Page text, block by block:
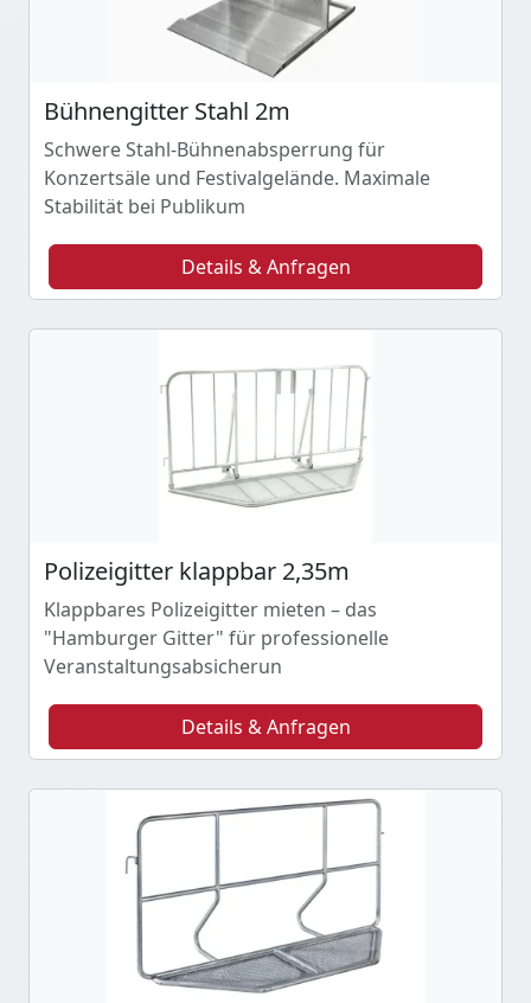
Bühnengitter Stahl 2m
Schwere Stahl-Bühnenabsperrung für
Konzertsäle und Festivalgelände. Maximale
Stabilität bei Publikum
Details & Anfragen
Polizeigitter klappbar 2,35m
Klappbares Polizeigitter mieten – das
"Hamburger Gitter" für professionelle
Veranstaltungsabsicherun
Details & Anfragen